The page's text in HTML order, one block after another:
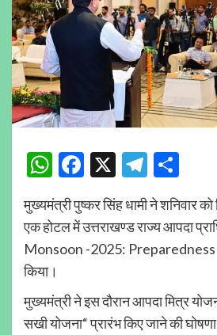
WhatsApp
Facebook
X
मुख्यमंत्री पुष्कर सिंह धामी ने शनिवार
एक होटल में उत्तराखण्ड राज्य आपदा
Monsoon -2025: Preparedness
किया।
मुख्यमंत्री ने इस दौरान आपदा मित्र
सखी योजना“ प्रारंभ किए जाने की